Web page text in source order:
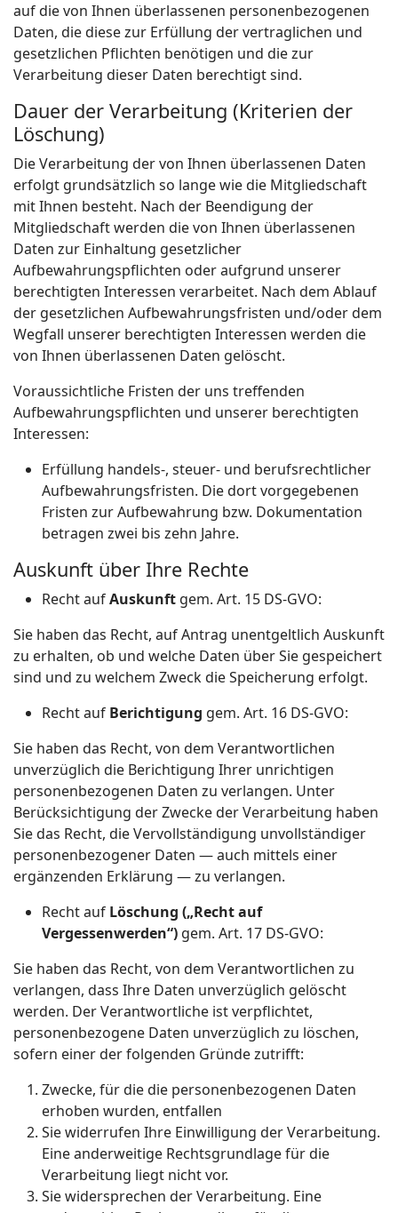
auf die von Ihnen überlassenen personenbezogenen
Daten, die diese zur Erfüllung der vertraglichen und
gesetzlichen Pflichten benötigen und die zur
Verarbeitung dieser Daten berechtigt sind.
Dauer der Verarbeitung (Kriterien der
Löschung)
Die Verarbeitung der von Ihnen überlassenen Daten
erfolgt grundsätzlich so lange wie die Mitgliedschaft
mit Ihnen besteht. Nach der Beendigung der
Mitgliedschaft werden die von Ihnen überlassenen
Daten zur Einhaltung gesetzlicher
Aufbewahrungspflichten oder aufgrund unserer
berechtigten Interessen verarbeitet. Nach dem Ablauf
der gesetzlichen Aufbewahrungsfristen und/oder dem
Wegfall unserer berechtigten Interessen werden die
von Ihnen überlassenen Daten gelöscht.
Voraussichtliche Fristen der uns treffenden
Aufbewahrungspflichten und unserer berechtigten
Interessen:
Erfüllung handels-, steuer- und berufsrechtlicher
Aufbewahrungsfristen. Die dort vorgegebenen
Fristen zur Aufbewahrung bzw. Dokumentation
betragen zwei bis zehn Jahre.
Auskunft über Ihre Rechte
Recht aufAuskunft gem. Art. 15 DS-GVO:
Sie haben das Recht, auf Antrag unentgeltlich Auskunft
zu erhalten, ob und welche Daten über Sie gespeichert
sind und zu welchem Zweck die Speicherung erfolgt.
Recht auf Berichtigung gem. Art. 16 DS-GVO:
Sie haben das Recht, von dem Verantwortlichen
unverzüglich die Berichtigung Ihrer unrichtigen
personenbezogenen Daten zu verlangen. Unter
Berücksichtigung der Zwecke der Verarbeitung haben
Sie das Recht, die Vervollständigung unvollständiger
personenbezogener Daten — auch mittels einer
ergänzenden Erklärung — zu verlangen.
Recht auf Löschung („Recht auf
Vergessenwerden“) gem. Art. 17 DS-GVO:
Sie haben das Recht, von dem Verantwortlichen zu
verlangen, dass Ihre Daten unverzüglich gelöscht
werden. Der Verantwortliche ist verpflichtet,
personenbezogene Daten unverzüglich zu löschen,
sofern einer der folgenden Gründe zutrifft:
Zwecke, für die die personenbezogenen Daten
erhoben wurden, entfallen
Sie widerrufen Ihre Einwilligung der Verarbeitung.
Eine anderweitige Rechtsgrundlage für die
Verarbeitung liegt nicht vor.
Sie widersprechen der Verarbeitung. Eine